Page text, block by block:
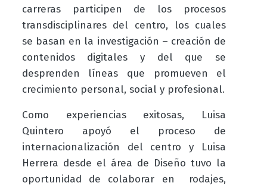
carreras participen de los procesos
transdisciplinares del centro, los cuales
se basan en la investigación – creación de
contenidos digitales y del que se
desprenden líneas que promueven el
crecimiento personal, social y profesional.
Como experiencias exitosas, Luisa
Quintero apoyó el proceso de
internacionalización del centro y Luisa
Herrera desde el área de Diseño tuvo la
oportunidad de colaborar en rodajes,